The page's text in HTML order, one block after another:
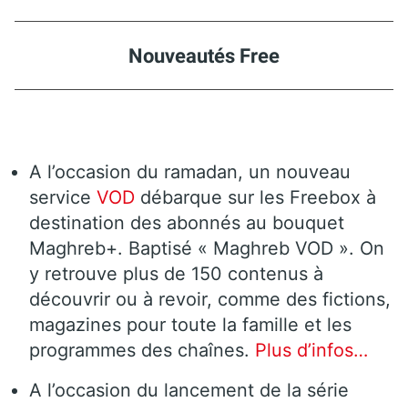
Nouveautés Free
A l’occasion du ramadan, un nouveau
service VOD débarque sur les Freebox à
destination des abonnés au bouquet
Maghreb+. Baptisé « Maghreb VOD ». On
y retrouve plus de 150 contenus à
découvrir ou à revoir, comme des fictions,
magazines pour toute la famille et les
programmes des chaînes. Plus d’infos…
A l’occasion du lancement de la série